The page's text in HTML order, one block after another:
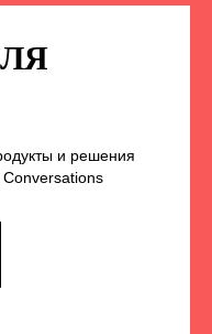
и решения